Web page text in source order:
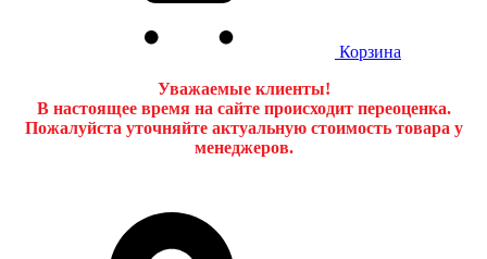
Корзина
Уважаемые клиенты!
В настоящее время на сайте происходит переоценка.
Пожалуйста уточняйте актуальную стоимость товара у
менеджеров.